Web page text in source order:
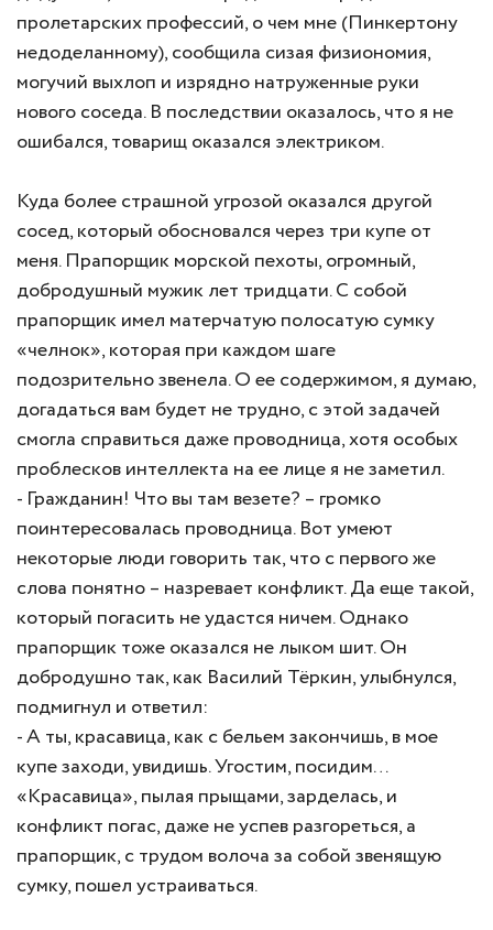
пролетарских профессий, о чем мне (Пинкертону
недоделанному), сообщила сизая физиономия,
могучий выхлоп и изрядно натруженные руки
нового соседа. В последствии оказалось, что я не
ошибался, товарищ оказался электриком.
Куда более страшной угрозой оказался другой
сосед, который обосновался через три купе от
меня. Прапорщик морской пехоты, огромный,
добродушный мужик лет тридцати. С собой
прапорщик имел матерчатую полосатую сумку
«челнок», которая при каждом шаге
подозрительно звенела. О ее содержимом, я думаю,
догадаться вам будет не трудно, с этой задачей
смогла справиться даже проводница, хотя особых
проблесков интеллекта на ее лице я не заметил.
- Гражданин! Что вы там везете? – громко
поинтересовалась проводница. Вот умеют
некоторые люди говорить так, что с первого же
слова понятно – назревает конфликт. Да еще такой,
который погасить не удастся ничем. Однако
прапорщик тоже оказался не лыком шит. Он
добродушно так, как Василий Тёркин, улыбнулся,
подмигнул и ответил:
- А ты, красавица, как с бельем закончишь, в мое
купе заходи, увидишь. Угостим, посидим…
«Красавица», пылая прыщами, зарделась, и
конфликт погас, даже не успев разгореться, а
прапорщик, с трудом волоча за собой звенящую
сумку, пошел устраиваться.